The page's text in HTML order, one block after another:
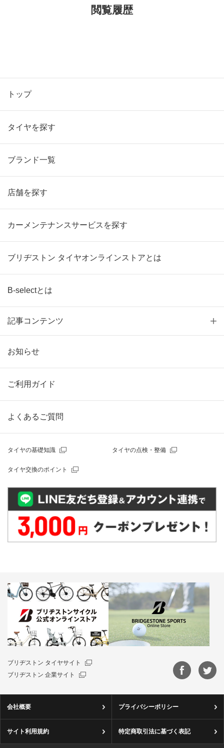
閲覧履歴
トップ
タイヤを探す
ブランド一覧
店舗を探す
カーメンテナンスサービスを探す
ブリヂストン タイヤオンラインストアとは
B-selectとは
記事コンテンツ
お知らせ
ご利用ガイド
よくあるご質問
タイヤの基礎知識 タイヤの点検・整備
タイヤ交換のポイント
ブリヂストン タイヤサイト
ブリヂストン 企業サイト
会社概要 プライバシーポリシー
サイト利用規約 特定商取引法に基づく表記